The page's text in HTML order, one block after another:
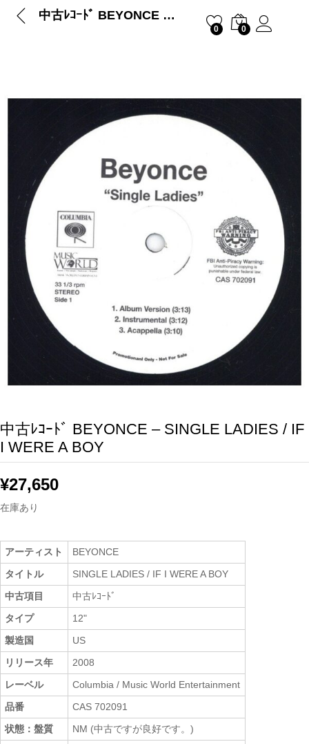
中古ﾚｺｰﾄﾞ BEYONCE – SINGLE LADIES / IF I WERE A BOY
0 0
中古ﾚｺｰﾄﾞ BEYONCE – SINGLE LADIES / IF
I WERE A BOY
¥27,650
在庫あり
アーティスト
BEYONCE
タイトル
SINGLE LADIES / IF I WERE A BOY
中古項目
中古ﾚｺｰﾄﾞ
タイプ
12"
製造国
US
リリース年
2008
レーベル
Columbia / Music World Entertainment
品番
CAS 702091
状態：盤質
NM (中古ですが良好です。)